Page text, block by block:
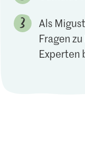
Als
Fragen
Experten